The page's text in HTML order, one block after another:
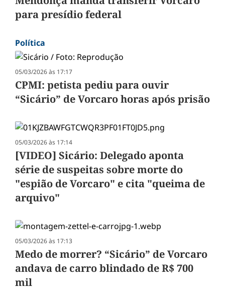
para presídio federal
Política
05/03/2026 às 17:17
CPMI: petista pediu para ouvir
“Sicário” de Vorcaro horas após prisão
05/03/2026 às 17:14
[VIDEO] Sicário: Delegado aponta
série de suspeitas sobre morte do
"espião de Vorcaro" e cita "queima de
arquivo"
05/03/2026 às 17:13
Medo de morrer? “Sicário” de Vorcaro
andava de carro blindado de R$ 700
mil